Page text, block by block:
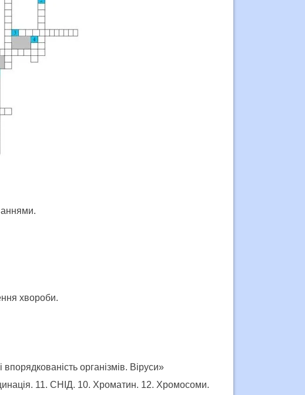
хвороби.
організмів. Віруси»
11. СНІД. 10. Хроматин. 12. Хромосоми.